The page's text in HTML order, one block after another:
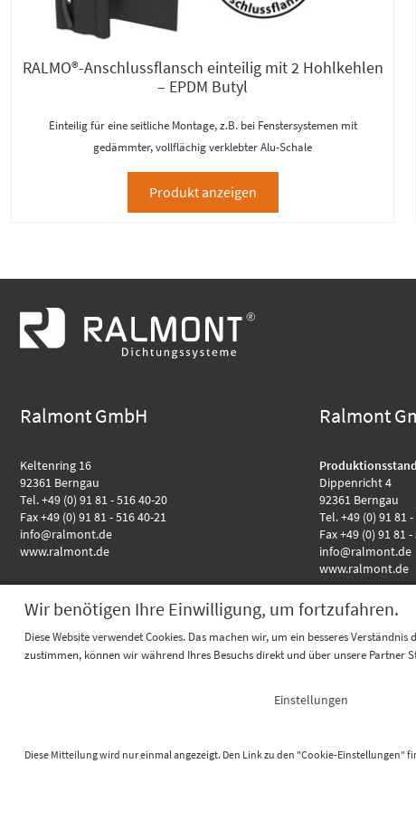
RALMO®-Anschlussflansch einteilig mit 2 Hohlkehlen
– EPDM Butyl
Einteilig für eine seitliche Montage, z.B. bei Fenstersystemen mit
gedämmter, vollflächig verklebter Alu-Schale
Produkt anzeigen
Ralmont GmbH
Keltenring 16
92361 Berngau
Tel. +49 (0) 91 81 - 516 40-20
Fax +49 (0) 91 81 - 516 40-21
info@ralmont.de
www.ralmont.de
Ralmont
Dippenricht 4
92361 Berngau
Tel. +49 (0) 91 81
Fax +49 (0) 91 81
info@ralmont.de
www.ralmont.de
Highlights
Wir benötigen Ihre Einwilligung, um fortzufahren.
Diese Website verwendet Cookies. Das machen wir, um ein besseres
zustimmen, können wir während Ihres Besuchs direkt und über unsere
Einstellungen
Diese Mitteilung wird nur einmal angezeigt. Den Link zu den "Cookie-Einstellungen"